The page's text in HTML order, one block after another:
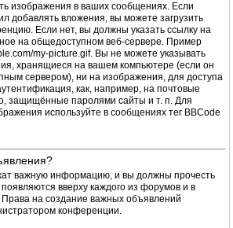
изображения в ваших сообщениях. Если
добавлять вложения, вы можете загрузить
Если нет, вы должны указать ссылку на
на общедоступном веб-сервере. Пример
my-picture.gif. Вы не можете указывать
хранящиеся на вашем компьютере (если он
сервером), ни на изображения, для доступа
как, например, на почтовые
защищённые паролями сайты и т. п. Для
используйте в сообщениях тег BBCode
важную информацию, и вы должны прочесть
вверху каждого из форумов и в
на создание важных объявлений
конференции.